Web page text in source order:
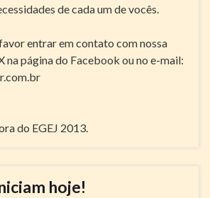
de cada um de vocês.
entrar em contato com nossa
na página do Facebook ou no e-mail:
do EGEJ 2013.
hoje!